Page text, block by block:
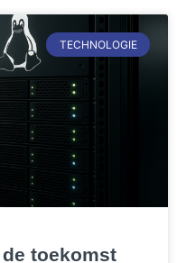
TECHNOLOGIE
toekomst